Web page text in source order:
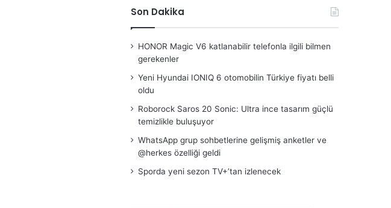
Son Dakika
HONOR Magic V6 katlanabilir telefonla ilgili bilmen
gerekenler
Yeni Hyundai IONIQ 6 otomobilin Türkiye fiyatı belli
oldu
Roborock Saros 20 Sonic: Ultra ince tasarım güçlü
temizlikle buluşuyor
WhatsApp grup sohbetlerine gelişmiş anketler ve
@herkes özelliği geldi
Sporda yeni sezon TV+’tan izlenecek